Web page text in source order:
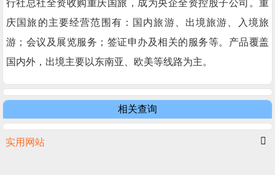
行社总社全资收购重庆国旅，成为央企全资控股子公司。重
庆国旅的主要经营范围有：国内旅游、出境旅游、入境旅
游；会议及展览服务；签证申办及相关的服务等。产品覆盖
国内外，出境主要以东南亚、欧美等线路为主。
相关查询
实用网站